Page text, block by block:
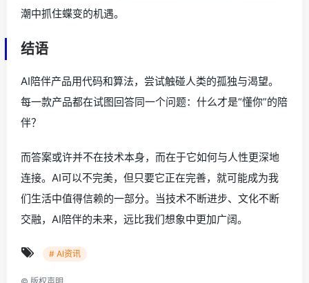
潮中抓住蝶变的机遇。
结语
AI陪伴产品用代码和算法，尝试触碰人类的孤独与渴望。
每一款产品都在试图回答同一个问题：什么才是“懂你”的陪
伴？
而答案或许并不在技术本身，而在于它如何与人性更深地
连接。AI可以不完美，但只要它正在完善，就可能成为我
们生活中值得信赖的一部分。当技术不断进步、文化不断
交融，AI陪伴的未来，远比我们想象中更加广阔。
# AI资讯